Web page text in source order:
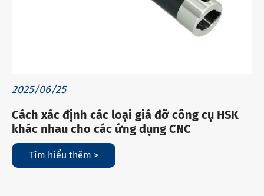
2025/06/25
Cách xác định các loại giá đỡ công cụ HSK
khác nhau cho các ứng dụng CNC
Tìm hiểu thêm >